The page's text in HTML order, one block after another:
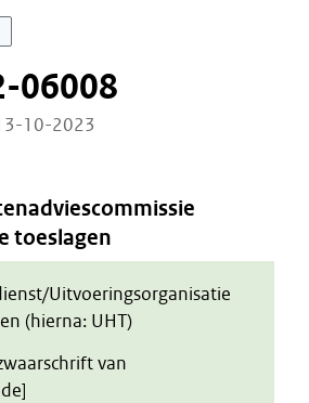
06008
10-2023
toeslagen
Uitvoeringsorganisatie
(hierna: UHT)
van